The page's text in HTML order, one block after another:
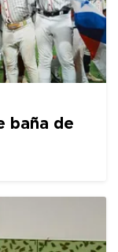
baña de